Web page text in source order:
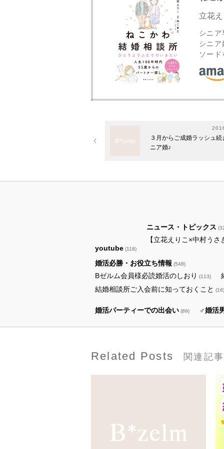
立花
シニ
シニ
ソー
３月からご成婚ラッシュ
ニア婚♪
youtube (118)
ニュース・トピックス
【立花えりこ×中村う
婚活必勝・お役立ち情報 (548)
Bゼルム会員様必読婚活のしおり (113)
結婚相談所ご入会前に知っておくこと (16)
婚活パーティーでの出会い (89) ♂婚活
Related Posts 関連記事